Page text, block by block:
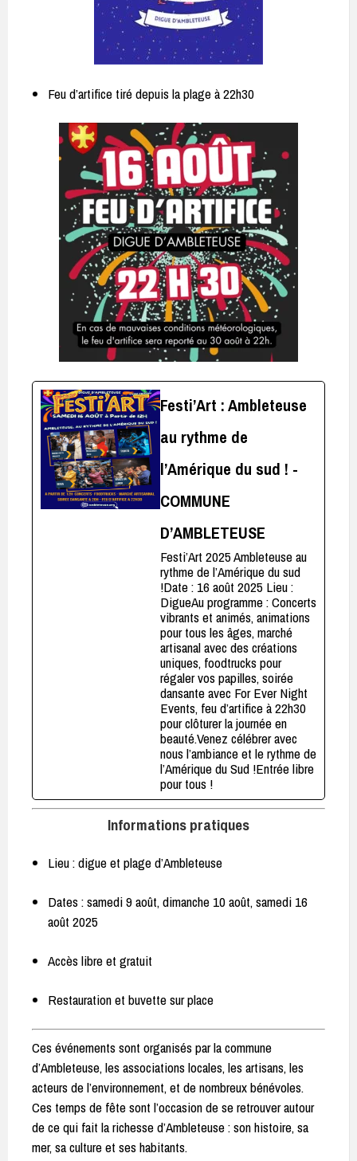
Feu d’artifice tiré depuis la plage à 22h30
Festi’Art : Ambleteuse
au rythme de
l’Amérique du sud ! -
COMMUNE
D’AMBLETEUSE
Festi’Art 2025 Ambleteuse au
rythme de l’Amérique du sud
!Date : 16 août 2025 Lieu :
DigueAu programme : Concerts
vibrants et animés, animations
pour tous les âges, marché
artisanal avec des créations
uniques, foodtrucks pour
régaler vos papilles, soirée
dansante avec For Ever Night
Events, feu d’artifice à 22h30
pour clôturer la journée en
beauté.Venez célébrer avec
nous l’ambiance et le rythme de
l’Amérique du Sud !Entrée libre
pour tous !
Informations pratiques
Lieu : digue et plage d’Ambleteuse
Dates : samedi 9 août, dimanche 10 août, samedi 16
août 2025
Accès libre et gratuit
Restauration et buvette sur place
Ces événements sont organisés par la commune
d’Ambleteuse, les associations locales, les artisans, les
acteurs de l’environnement, et de nombreux bénévoles.
Ces temps de fête sont l’occasion de se retrouver autour
de ce qui fait la richesse d’Ambleteuse : son histoire, sa
mer, sa culture et ses habitants.